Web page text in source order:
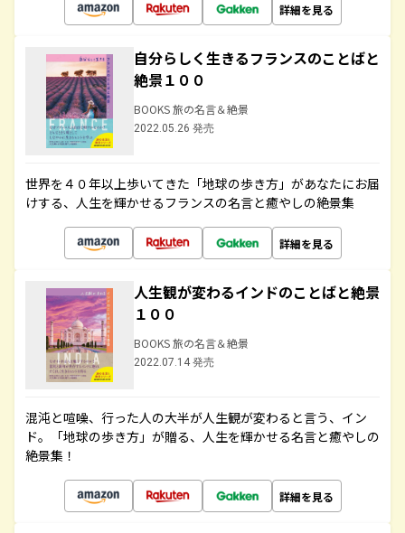
詳細を見る
自分らしく生きるフランスのことばと
絶景１００
BOOKS 旅の名言＆絶景
2022.05.26 発売
世界を４０年以上歩いてきた「地球の歩き方」があなたにお届
けする、人生を輝かせるフランスの名言と癒やしの絶景集
詳細を見る
人生観が変わるインドのことばと絶景
１００
BOOKS 旅の名言＆絶景
2022.07.14 発売
混沌と喧噪、行った人の大半が人生観が変わると言う、イン
ド。「地球の歩き方」が贈る、人生を輝かせる名言と癒やしの
絶景集！
詳細を見る